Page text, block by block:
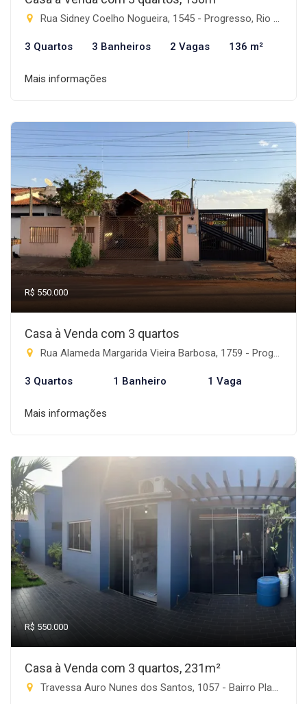
Rua Sidney Coelho Nogueira, 1545 - Progresso, Rio Brilhante-MS
3 Quartos 3 Banheiros 2 Vagas 136 m²
Mais informações
R$ 550.000
Casa à Venda com 3 quartos
Rua Alameda Margarida Vieira Barbosa, 1759 - Progresso, Rio Brilhante-MS
3 Quartos 1 Banheiro 1 Vaga
Mais informações
R$ 550.000
Casa à Venda com 3 quartos, 231m²
Travessa Auro Nunes dos Santos, 1057 - Bairro Planalto, Rio Brilhante-MS